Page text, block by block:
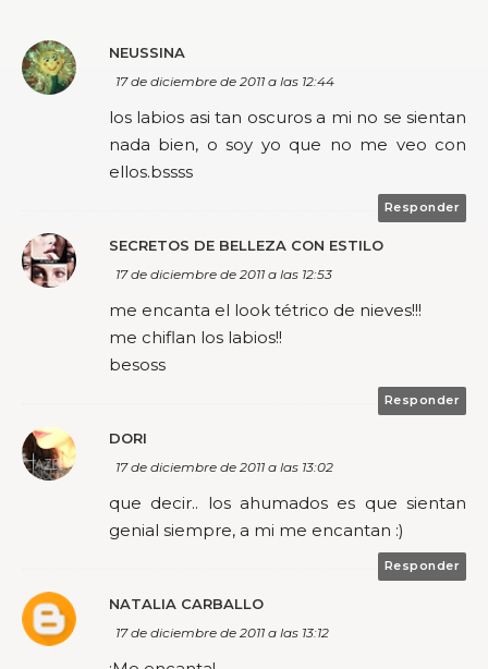
NEUSSINA
17 de diciembre de 2011 a las 12:44
los labios asi tan oscuros a mi no se sientan
nada bien, o soy yo que no me veo con
ellos.bssss
Responder
SECRETOS DE BELLEZA CON ESTILO
17 de diciembre de 2011 a las 12:53
me encanta el look tétrico de nieves!!!
me chiflan los labios!!
besoss
Responder
DORI
17 de diciembre de 2011 a las 13:02
que decir.. los ahumados es que sientan
genial siempre, a mi me encantan :)
Responder
NATALIA CARBALLO
17 de diciembre de 2011 a las 13:12